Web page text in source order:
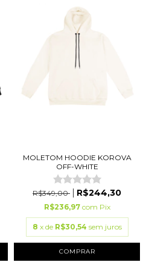
MOLETOM HOODIE KOROVA
OFF-WHITE
R$349,00 R$244,30
R$236,97 com Pix
8 x de R$30,54 sem juros
COMPRAR